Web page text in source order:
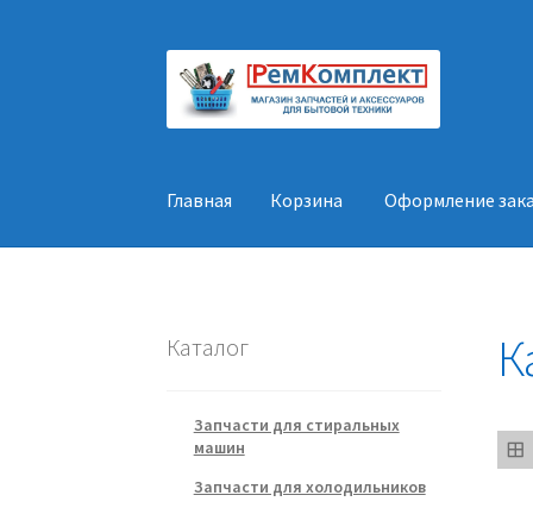
Перейти
навигации
Перейти
содержимому
Главная Корзина Оформление
Каталог
Запчасти для стиральных
машин
Запчасти для холодильников